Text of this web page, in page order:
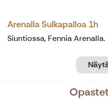
Arenalla Sulkapalloa 1h
Siuntiossa, Fennia Arenalla.